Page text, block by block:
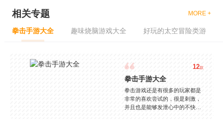
相关专题 MORE +
拳击手游大全 趣味烧脑游戏大全 好玩的太空冒险类游
12款
拳击手游大全
拳击游戏还是有很多的玩家都是
非常的喜欢尝试的，很是刺激，
并且也是能够发泄心中的不快